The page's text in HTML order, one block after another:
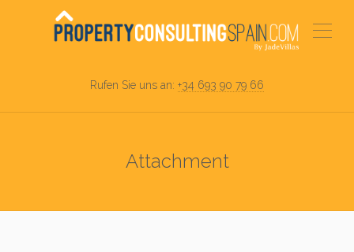
Rufen Sie uns an: +34 693 90 79 66
Attachment